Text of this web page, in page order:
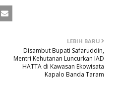
LEBIH BARU
Disambut Bupati Safaruddin,
Mentri Kehutanan Luncurkan IAD
HATTA di Kawasan Ekowisata
Kapalo Banda Taram